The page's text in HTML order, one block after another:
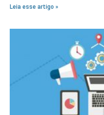
Leia esse artigo »